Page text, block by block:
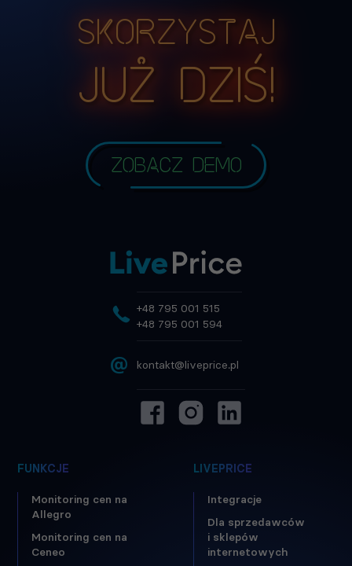
Skorzystaj
już dziś!
Zobacz demo
FUNKCJE
Monitoring cen na
Allegro
Monitoring cen na
Ceneo
LIVEPRICE
Integracje
Dla sprzedawców
i sklepów
internetowych
+48 795 001 515
+48 795 001 594
@ kontakt@liveprice.pl